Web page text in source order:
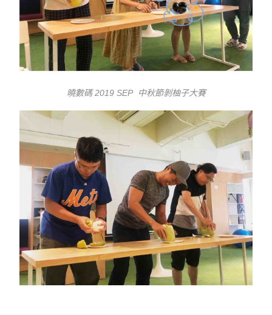
曉數碼 2019 SEP 中秋節剝柚子大賽